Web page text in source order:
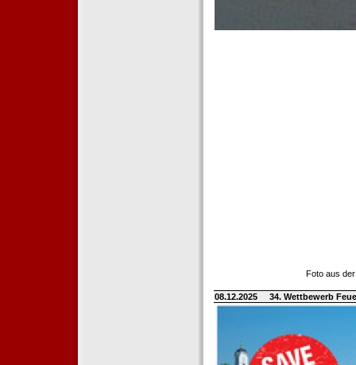
Foto aus
08.12.2025 34. Wettbewerb